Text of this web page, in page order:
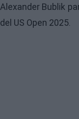
Alexander Bublik
del US Open 2025.